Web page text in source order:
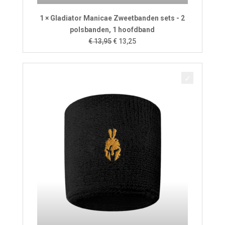
1 × Gladiator Manicae Zweetbanden sets - 2
polsbanden, 1 hoofdband
€13,95Oorspronkelijke
prijs
was:
€ 13,25Huidige
prijs
is: